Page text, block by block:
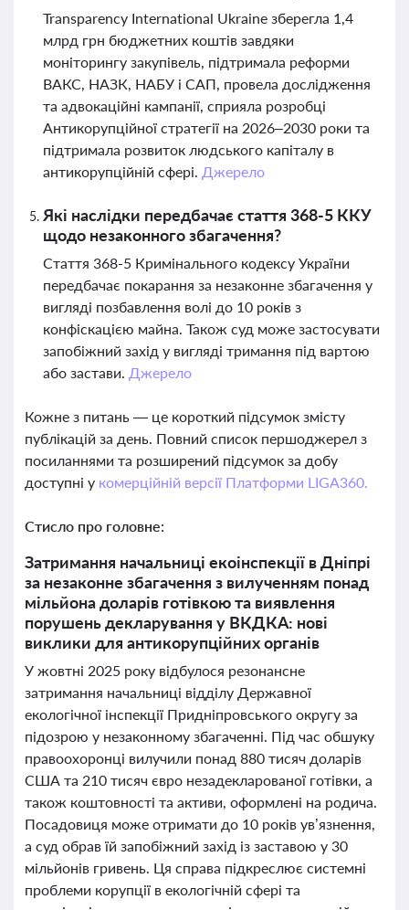
Transparency International Ukraine зберегла 1,4
млрд грн бюджетних коштів завдяки
моніторингу закупівель, підтримала реформи
ВАКС, НАЗК, НАБУ і САП, провела дослідження
та адвокаційні кампанії, сприяла розробці
Антикорупційної стратегії на 2026–2030 роки та
підтримала розвиток людського капіталу в
антикорупційній сфері. Джерело
Які наслідки передбачає стаття 368-5 ККУ
щодо незаконного збагачення?
Стаття 368-5 Кримінального кодексу України
передбачає покарання за незаконне збагачення у
вигляді позбавлення волі до 10 років з
конфіскацією майна. Також суд може застосувати
запобіжний захід у вигляді тримання під вартою
або застави. Джерело
Кожне з питань — це короткий підсумок змісту
публікацій за день. Повний список першоджерел з
посиланнями та розширений підсумок за добу
доступні у комерційній версії Платформи LIGA360.
Стисло про головне:
Затримання начальниці екоінспекції в Дніпрі
за незаконне збагачення з вилученням понад
мільйона доларів готівкою та виявлення
порушень декларування у ВКДКА: нові
виклики для антикорупційних органів
У жовтні 2025 року відбулося резонансне
затримання начальниці відділу Державної
екологічної інспекції Придніпровського округу за
підозрою у незаконному збагаченні. Під час обшуку
правоохоронці вилучили понад 880 тисяч доларів
США та 210 тисяч євро незадекларованої готівки, а
також коштовності та активи, оформлені на родича.
Посадовиця може отримати до 10 років ув’язнення,
а суд обрав їй запобіжний захід із заставою у 30
мільйонів гривень. Ця справа підкреслює системні
проблеми корупції в екологічній сфері та